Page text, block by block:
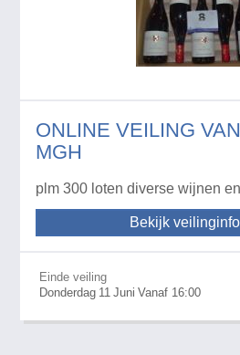
ONLINE VEILING
MGH
plm 300 loten diverse wijnen
Bekijk
Einde veiling
Donderdag 11 Juni Vanaf 16:00